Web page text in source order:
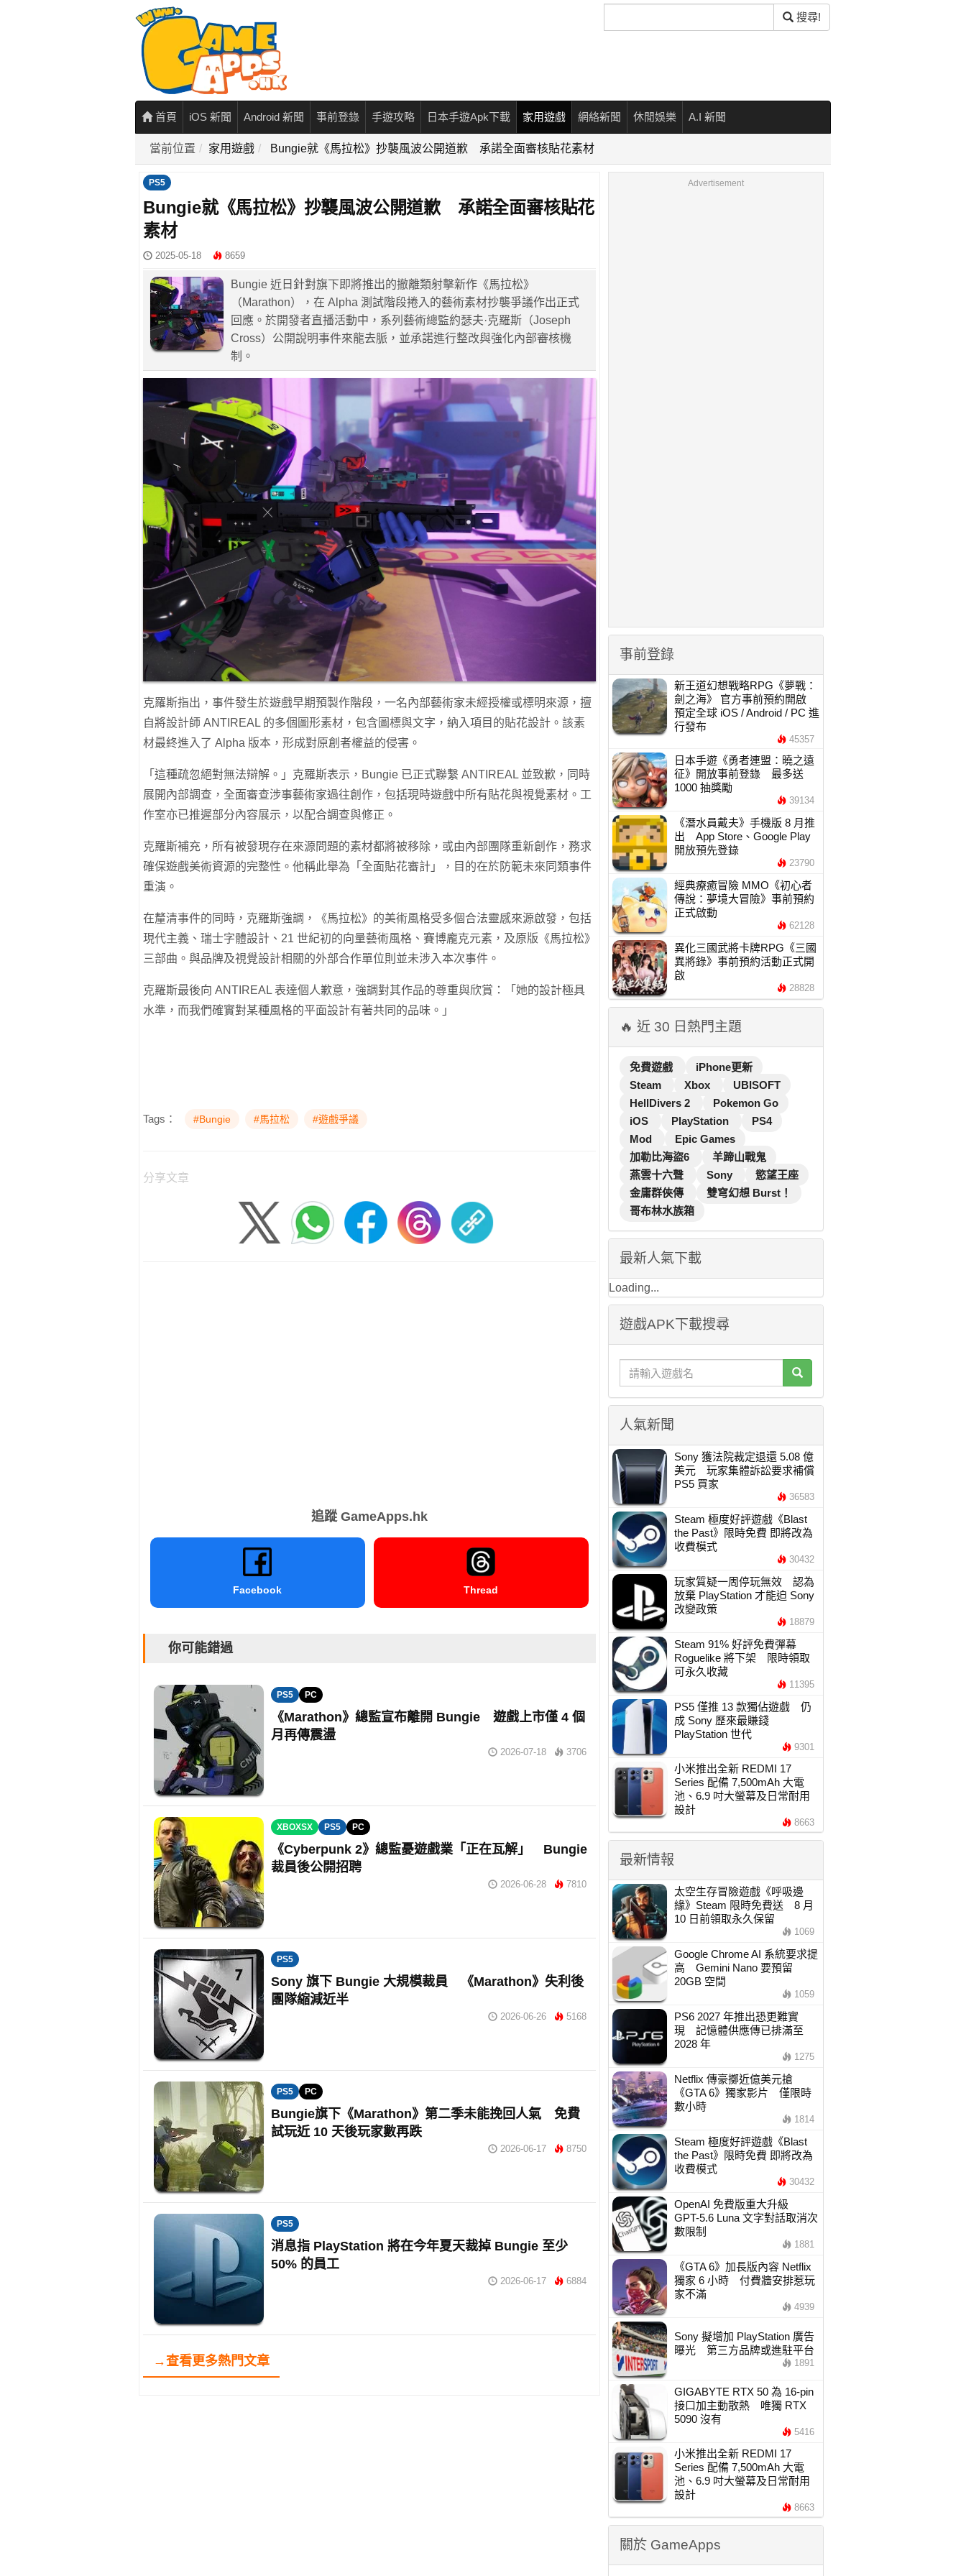
尋
搜尋!
首頁 iOS 新聞 Android 新聞 事前登錄 手遊攻略 日本手遊Apk下載 家用遊戲 網絡新聞 休閒娛樂 A.I 新聞
當前位置 家用遊戲 Bungie就《馬拉松》抄襲風波公開道歉 承諾全面審核貼花素材
PS5
Bungie就《馬拉松》抄襲風波公開道歉 承諾全面審核貼花
素材
2025-05-18 8659
Bungie 近日針對旗下即將推出的撤離類射擊新作《馬拉松》
（Marathon），在 Alpha 測試階段捲入的藝術素材抄襲爭議作出正式
回應。於開發者直播活動中，系列藝術總監約瑟夫·克羅斯（Joseph
Cross）公開說明事件來龍去脈，並承諾進行整改與強化內部審核機
制。
克羅斯指出，事件發生於遊戲早期預製作階段，一名內部藝術家未經授權或標明來源，擅
自將設計師 ANTIREAL 的多個圖形素材，包含圖標與文字，納入項目的貼花設計。該素
材最終進入了 Alpha 版本，形成對原創者權益的侵害。
「這種疏忽絕對無法辯解。」克羅斯表示，Bungie 已正式聯繫 ANTIREAL 並致歉，同時
展開內部調查，全面審查涉事藝術家過往創作，包括現時遊戲中所有貼花與視覺素材。工
作室亦已推遲部分內容展示，以配合調查與修正。
克羅斯補充，所有被發現存在來源問題的素材都將被移除，或由內部團隊重新創作，務求
確保遊戲美術資源的完整性。他稱此舉為「全面貼花審計」，目的在於防範未來同類事件
重演。
在釐清事件的同時，克羅斯強調，《馬拉松》的美術風格受多個合法靈感來源啟發，包括
現代主義、瑞士字體設計、21 世紀初的向量藝術風格、賽博龐克元素，及原版《馬拉松》
三部曲。與品牌及視覺設計相關的外部合作單位則並未涉入本次事件。
克羅斯最後向 ANTIREAL 表達個人歉意，強調對其作品的尊重與欣賞：「她的設計極具
水準，而我們確實對某種風格的平面設計有著共同的品味。」
Tags： #Bungie #馬拉松 #遊戲爭議
分享文章
追蹤 GameApps.hk
Facebook Thread
你可能錯過
PS5 PC
《Marathon》總監宣布離開 Bungie 遊戲上市僅 4 個
月再傳震盪
2026-07-18 3706
XBOXSX PS5 PC
《Cyberpunk 2》總監憂遊戲業「正在瓦解」 Bungie
裁員後公開招聘
2026-06-28 7810
PS5
Sony 旗下 Bungie 大規模裁員 《Marathon》失利後
團隊縮減近半
2026-06-26 5168
PS5 PC
Bungie旗下《Marathon》第二季未能挽回人氣 免費
試玩近 10 天後玩家數再跌
2026-06-17 8750
PS5
消息指 PlayStation 將在今年夏天裁掉 Bungie 至少
50% 的員工
2026-06-17 6884
→查看更多熱門文章
Advertisement
事前登錄
新王道幻想戰略RPG《夢戰：
劍之海》 官方事前預約開啟
預定全球 iOS / Android / PC 進
行發布
45357
日本手遊《勇者連盟：曉之遠
征》開放事前登錄 最多送
1000 抽獎勵
39134
《潛水員戴夫》手機版 8 月推
出 App Store、Google Play
開放預先登錄
23790
經典療癒冒險 MMO《初心者
傳說：夢境大冒險》事前預約
正式啟動
62128
異化三國武將卡牌RPG《三國
異將錄》事前預約活動正式開
啟
28828
🔥 近 30 日熱門主題
免費遊戲
iPhone更新
Steam
Xbox
UBISOFT
HellDivers 2
Pokemon Go
iOS
PlayStation
PS4
Mod
Epic Games
加勒比海盜6
羊蹄山戰鬼
燕雲十六聲
Sony
慾望王座
金庸群俠傳
雙穹幻想 Burst！
哥布林水族箱
最新人氣下載
Loading...
遊戲APK下載搜尋
人氣新聞
Sony 獲法院裁定退還 5.08 億
美元 玩家集體訴訟要求補償
PS5 買家
36583
Steam 極度好評遊戲《Blast
the Past》限時免費 即將改為
收費模式
30432
玩家質疑一周停玩無效 認為
放棄 PlayStation 才能迫 Sony
改變政策
18879
Steam 91% 好評免費彈幕
Roguelike 將下架 限時領取
可永久收藏
11395
PS5 僅推 13 款獨佔遊戲 仍
成 Sony 歷來最賺錢
PlayStation 世代
9301
小米推出全新 REDMI 17
Series 配備 7,500mAh 大電
池、6.9 吋大螢幕及日常耐用
設計
8663
最新情報
太空生存冒險遊戲《呼吸邊
緣》Steam 限時免費送 8 月
10 日前領取永久保留
1069
Google Chrome AI 系統要求提
高 Gemini Nano 要預留
20GB 空間
1059
PS6 2027 年推出恐更難實
現 記憶體供應傳已排滿至
2028 年
1275
Netflix 傳豪擲近億美元搶
《GTA 6》獨家影片 僅限時
數小時
1814
Steam 極度好評遊戲《Blast
the Past》限時免費 即將改為
收費模式
30432
OpenAI 免費版重大升級
GPT-5.6 Luna 文字對話取消次
數限制
1881
《GTA 6》加長版內容 Netflix
獨家 6 小時 付費牆安排惹玩
家不滿
4939
Sony 擬增加 PlayStation 廣告
曝光 第三方品牌或進駐平台
1891
GIGABYTE RTX 50 為 16-pin
接口加主動散熱 唯獨 RTX
5090 沒有
5416
小米推出全新 REDMI 17
Series 配備 7,500mAh 大電
池、6.9 吋大螢幕及日常耐用
設計
8663
關於 GameApps